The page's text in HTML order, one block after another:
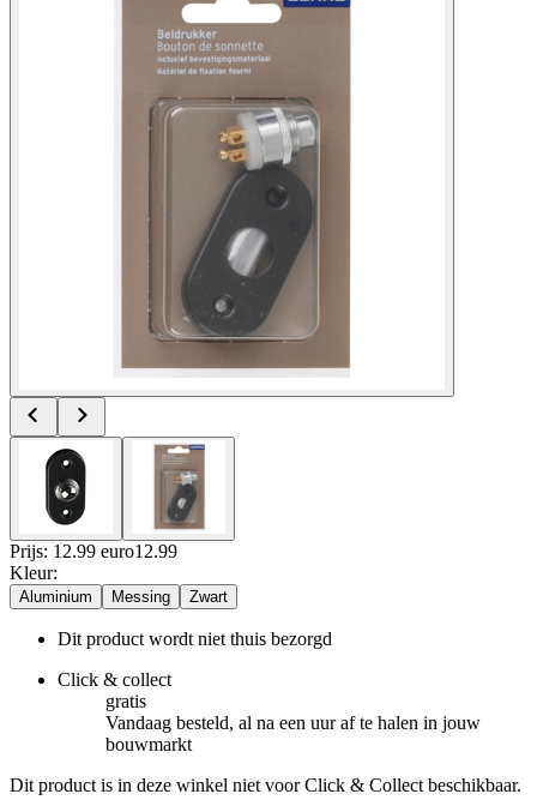
Prijs: 12.99 euro12.99
Kleur:
Aluminium Messing Zwart
Dit product wordt niet thuis bezorgd
Click & collect
gratis
Vandaag besteld, al na een uur af te halen in jouw
bouwmarkt
Dit product is in deze winkel niet voor Click & Collect beschikbaar.